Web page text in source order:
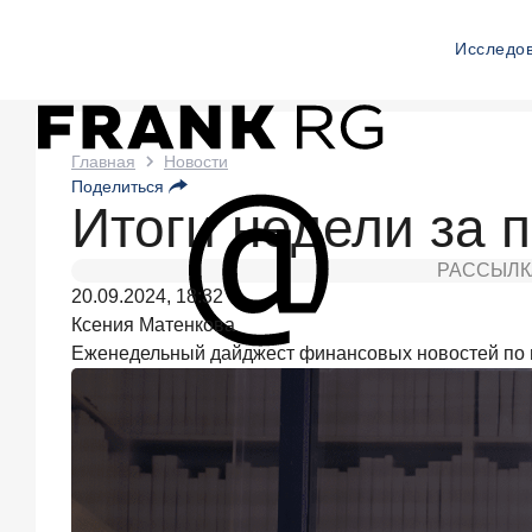
Новости
Frank
RG
Сегодня
в 11:00
ИССЛЕДОВАНИЕ
По
июля
2026
Главная
Новости
Поделиться
Итоги недели за
20.09.2024, 18:32
Ксения Матенкова
Еженедельный дайджест финансовых новостей по